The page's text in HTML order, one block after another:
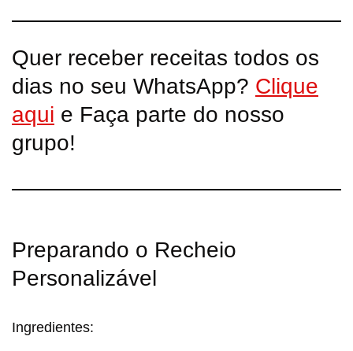
Quer receber receitas todos os
dias no seu WhatsApp? Clique
aqui e Faça parte do nosso
grupo!
Preparando o Recheio
Personalizável
Ingredientes: